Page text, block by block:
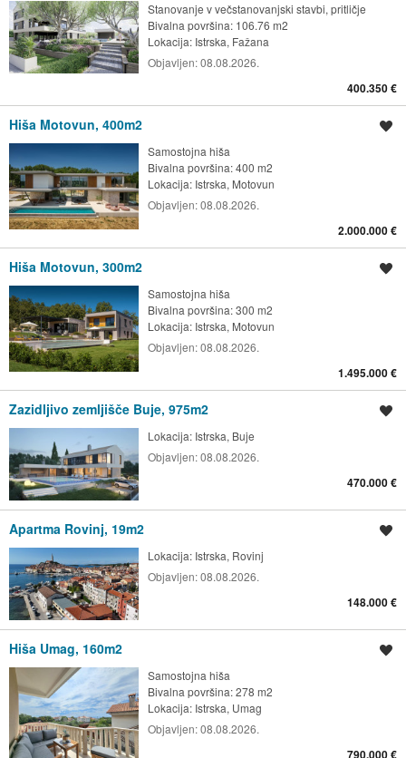
Stanovanje v večstanovanjski stavbi, pritličje
Bivalna površina: 106.76 m2
Lokacija: Istrska, Fažana
Objavljen:08.08.2026.
400.350 €
Hiša Motovun, 400m2
Samostojna hiša
Bivalna površina: 400 m2
Lokacija: Istrska, Motovun
Objavljen:08.08.2026.
2.000.000 €
Hiša Motovun, 300m2
Samostojna hiša
Bivalna površina: 300 m2
Lokacija: Istrska, Motovun
Objavljen:08.08.2026.
1.495.000 €
Zazidljivo zemljišče Buje, 975m2
Lokacija: Istrska, Buje
Objavljen:08.08.2026.
470.000 €
Apartma Rovinj, 19m2
Lokacija: Istrska, Rovinj
Objavljen:08.08.2026.
148.000 €
Hiša Umag, 160m2
Samostojna hiša
Bivalna površina: 278 m2
Lokacija: Istrska, Umag
Objavljen:08.08.2026.
790.000 €